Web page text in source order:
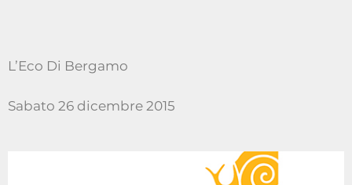
L’Eco Di Bergamo
Sabato 26 dicembre 2015